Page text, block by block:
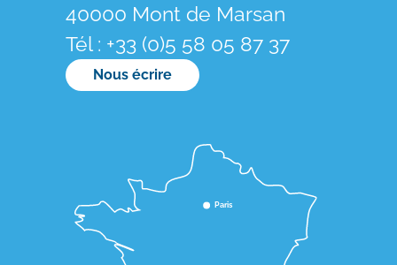
40000 Mont de Marsan
Tél : +33 (0)5 58 05 87 37
Nous écrire
Paris